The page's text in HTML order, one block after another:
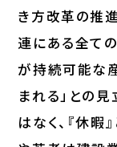
き方改革の推
連にある全て
が持続可能な
まれる」との
はなく、『休暇